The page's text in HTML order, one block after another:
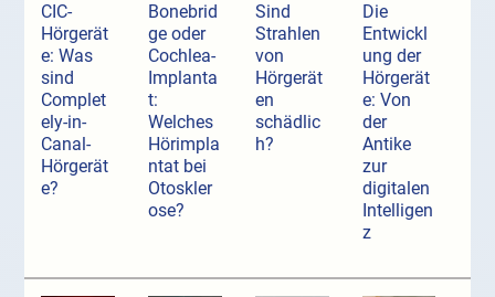
CIC-
Hörgerät
e: Was
sind
Complet
ely-in-
Canal-
Hörgerät
e?
Bonebrid
ge oder
Cochlea-
Implanta
t:
Welches
Hörimpla
ntat bei
Otoskler
ose?
Sind
Strahlen
von
Hörgerät
en
schädlic
h?
Die
Entwickl
ung der
Hörgerät
e: Von
der
Antike
zur
digitalen
Intelligen
z